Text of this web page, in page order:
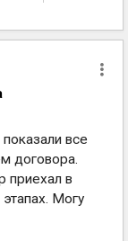
все
договора.
приехал в
Могу